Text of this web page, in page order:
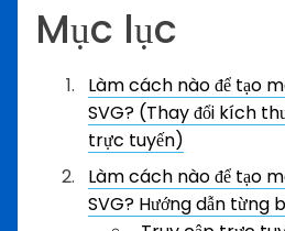
Mục lục
Làm cách nào để tạo
SVG? (Thay đổi kích
trực tuyến)
Làm cách nào để tạo
SVG? Hướng dẫn từng